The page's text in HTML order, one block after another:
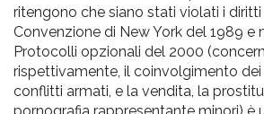
ritengono che siano stati violati i
Convenzione di New York del 1989 e
Protocolli opzionali del 2000
rispettivamente, il coinvolgimento dei
conflitti armati, e la vendita, la